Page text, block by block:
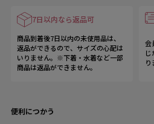
7日以内なら返品可
商品到着後7日以内の未使用品は、
返品ができるので、サイズの心配は
いりません。※下着・水着など一部
商品は返品ができません。
会
り
便利につかう